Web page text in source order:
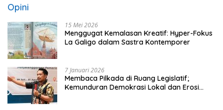
Opini
15 Mei 2026
Menggugat Kemalasan Kreatif: Hyper-Fokus
La Galigo dalam Sastra Kontemporer
7 Januari 2026
Membaca Pilkada di Ruang Legislatif;
Kemunduran Demokrasi Lokal dan Erosi